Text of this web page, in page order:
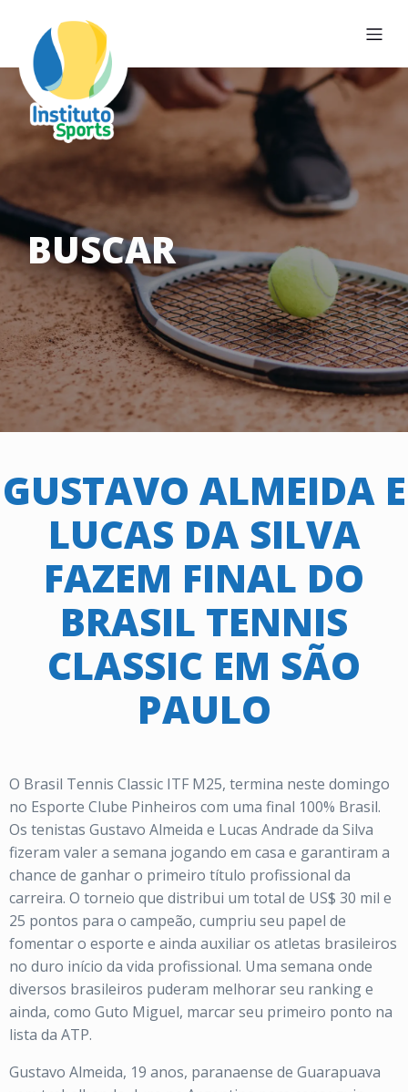
BUSCAR
GUSTAVO ALMEIDA E
LUCAS DA SILVA
FAZEM FINAL DO
BRASIL TENNIS
CLASSIC EM SÃO
PAULO
O Brasil Tennis Classic ITF M25, termina neste domingo
no Esporte Clube Pinheiros com uma final 100% Brasil.
Os tenistas Gustavo Almeida e Lucas Andrade da Silva
fizeram valer a semana jogando em casa e garantiram a
chance de ganhar o primeiro título profissional da
carreira. O torneio que distribui um total de US$ 30 mil e
25 pontos para o campeão, cumpriu seu papel de
fomentar o esporte e ainda auxiliar os atletas brasileiros
no duro início da vida profissional. Uma semana onde
diversos brasileiros puderam melhorar seu ranking e
ainda, como Guto Miguel, marcar seu primeiro ponto na
lista da ATP.
Gustavo Almeida, 19 anos, paranaense de Guarapuava